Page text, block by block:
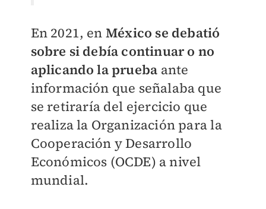
En 2021, en México se debatió
sobre si debía continuar o no
aplicando la prueba ante
información que señalaba que
se retiraría del ejercicio que
realiza la Organización para la
Cooperación y Desarrollo
Económicos (OCDE) a nivel
mundial.